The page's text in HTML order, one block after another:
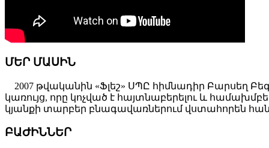
ՄԵՐ ՄԱՍԻՆ
2007 թվականին «Ֆլեշ» ՍՊԸ հիմնադիր Բարսեղ
կառույց, որը կոչված է հայտնաբերելու և
կյանքի տարբեր բնագավառներում վստահորեն
ԲԱԺԻՆՆԵՐ